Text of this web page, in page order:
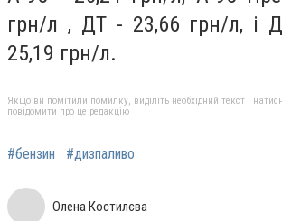
грн/л , ДТ - 23,66 грн/л, і
25,19 грн/л.
Якщо ви помітили помилку, виділіть необхідний текст і
повідомити про це редакцію
#бензин #дизпаливо
Олена Костилєва